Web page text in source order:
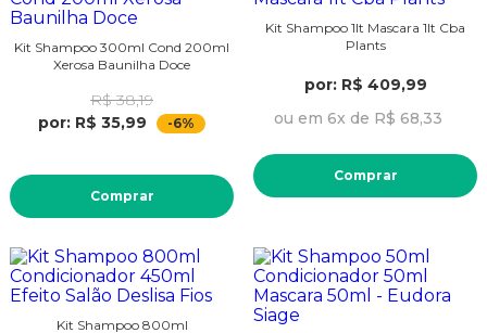
Kit Shampoo 300ml Cond 200ml
Xerosa Baunilha Doce
R$ 38,19
por: R$ 35,99
-6%
Comprar
Kit Shampoo 1lt Mascara 1lt Cba
Plants
por: R$ 409,99
ou em 6x de R$ 68,33
Comprar
Kit Shampoo 800ml